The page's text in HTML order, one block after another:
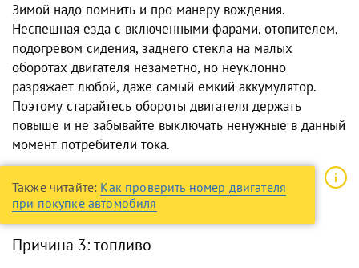
Зимой надо помнить и про манеру вождения.
Неспешная езда с включенными фарами, отопителем,
подогревом сидения, заднего стекла на малых
оборотах двигателя незаметно, но неуклонно
разряжает любой, даже самый емкий аккумулятор.
Поэтому старайтесь обороты двигателя держать
повыше и не забывайте выключать ненужные в данный
момент потребители тока.
Также читайте: Как проверить номер двигателя
при покупке автомобиля
Причина 3: топливо